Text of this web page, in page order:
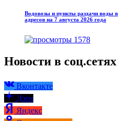
Водовозы и пункты раздачи воды
адресов на 7 августа 2026 года
1578
Новости в соц.сетях
Вконтакте
Дзен
Яндекс